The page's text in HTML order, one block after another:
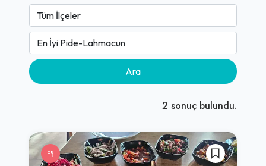
Ara
2 sonuç bulundu.